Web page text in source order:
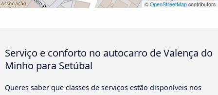
© OpenStreetMapcontributors
Serviço e conforto no autocarro de Valença do
Minho para Setúbal
Queres saber que classes de serviços estão disponíveis nos